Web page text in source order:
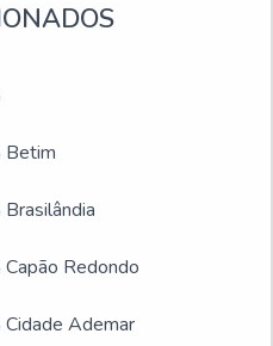
Betim
Redondo
Ademar